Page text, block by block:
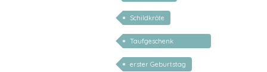
Schildkröte
Taufgeschenk
personalisiert
erster Geburtstag